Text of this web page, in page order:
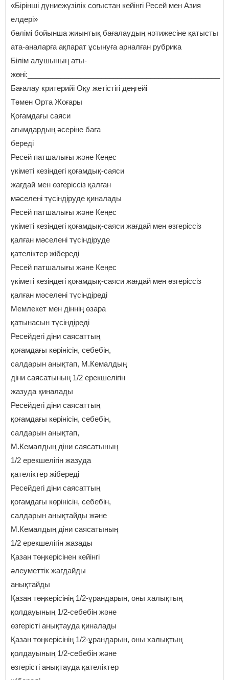
«Бірінші дүниежүзілік соғыстан кейінгі Ресей мен Азия
елдері»
бөлімі бойынша жиынтық бағалаудың нәтижесіне қатысты
ата-аналарға ақпарат ұсынуға арналған рубрика
Білім алушының аты-
жөні:_______________________________________________
Бағалау критерийі Оқу жетістігі деңгейі
Төмен Орта Жоғары
Қоғамдағы саяси
ағымдардың әсеріне баға
береді
Ресей патшалығы және Кеңес
үкіметі кезіндегі қоғамдық-саяси
жағдай мен өзгеріссіз қалған
мәселені түсіндіруде қиналады
Ресей патшалығы және Кеңес
үкіметі кезіндегі қоғамдық-саяси жағдай мен өзгеріссіз
қалған мәселені түсіндіруде
қателіктер жібереді
Ресей патшалығы және Кеңес
үкіметі кезіндегі қоғамдық-саяси жағдай мен өзгеріссіз
қалған мәселені түсіндіреді
Мемлекет мен діннің өзара
қатынасын түсіндіреді
Ресейдегі діни саясаттың
қоғамдағы көрінісін, себебін,
салдарын анықтап, М.Кемалдың
діни саясатының 1/2 ерекшелігін
жазуда қиналады
Ресейдегі діни саясаттың
қоғамдағы көрінісін, себебін,
салдарын анықтап,
М.Кемалдың діни саясатының
1/2 ерекшелігін жазуда
қателіктер жібереді
Ресейдегі діни саясаттың
қоғамдағы көрінісін, себебін,
салдарын анықтайды және
М.Кемалдың діни саясатының
1/2 ерекшелігін жазады
Қазан төңкерісінен кейінгі
әлеуметтік жағдайды
анықтайды
Қазан төңкерісінің 1/2-ұрандарын, оны халықтың
қолдауының 1/2-себебін және
өзгерісті анықтауда қиналады
Қазан төңкерісінің 1/2-ұрандарын, оны халықтың
қолдауының 1/2-себебін және
өзгерісті анықтауда қателіктер